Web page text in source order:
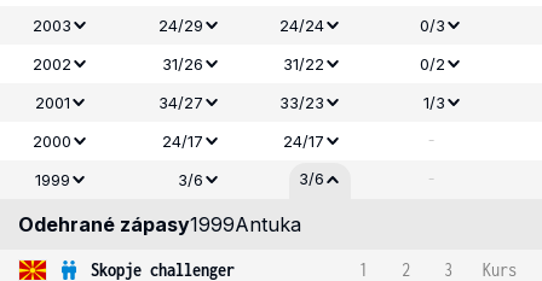
2003
24/29 24/24
0/3
2002
31/26 31/22
0/2
2001
34/27 33/23
1/3
2000
24/17 24/17 -
1999 3/6 3/6 -
Odehrané zápasy1999Antuka
Skopje challenger 1 2 3
Kurs